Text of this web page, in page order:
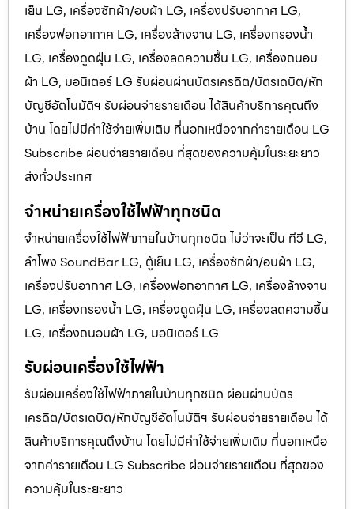
เย็น LG, เครื่องซักผ้า/อบผ้า LG, เครื่องปรับอากาศ LG,
เครื่องฟอกอากาศ LG, เครื่องล้างจาน LG, เครื่องกรองน้ำ
LG, เครื่องดูดฝุ่น LG, เครื่องลดความชื้น LG, เครื่องถนอม
ผ้า LG, มอนิเตอร์ LG รับผ่อนผ่านบัตรเครดิต/บัตรเดบิต/หัก
บัญชีอัตโนมัติฯ รับผ่อนจ่ายรายเดือน ได้สินค้าบริการคุณถึง
บ้าน โดยไม่มีค่าใช้จ่ายเพิ่มเติม ที่นอกเหนือจากค่ารายเดือน LG
Subscribe ผ่อนจ่ายรายเดือน ที่สุดของความคุ้มในระยะยาว
ส่งทั่วประเทศ
จำหน่ายเครื่องใช้ไฟฟ้าทุกชนิด
จำหน่ายเครื่องใช้ไฟฟ้าภายในบ้านทุกชนิด ไม่ว่าจะเป็น ทีวี LG,
ลำโพง SoundBar LG, ตู้เย็น LG, เครื่องซักผ้า/อบผ้า LG,
เครื่องปรับอากาศ LG, เครื่องฟอกอากาศ LG, เครื่องล้างจาน
LG, เครื่องกรองน้ำ LG, เครื่องดูดฝุ่น LG, เครื่องลดความชื้น
LG, เครื่องถนอมผ้า LG, มอนิเตอร์ LG
รับผ่อนเครื่องใช้ไฟฟ้า
รับผ่อนเครื่องใช้ไฟฟ้าภายในบ้านทุกชนิด ผ่อนผ่านบัตร
เครดิต/บัตรเดบิต/หักบัญชีอัตโนมัติฯ รับผ่อนจ่ายรายเดือน ได้
สินค้าบริการคุณถึงบ้าน โดยไม่มีค่าใช้จ่ายเพิ่มเติม ที่นอกเหนือ
จากค่ารายเดือน LG Subscribe ผ่อนจ่ายรายเดือน ที่สุดของ
ความคุ้มในระยะยาว